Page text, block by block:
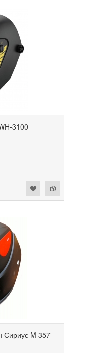
3100
Сириус M 357